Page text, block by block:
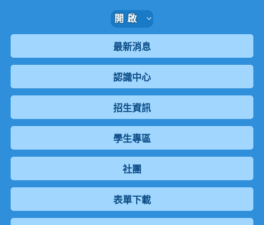
開啟
最新消息
認識中心
招生資訊
學生專區
社團
表單下載